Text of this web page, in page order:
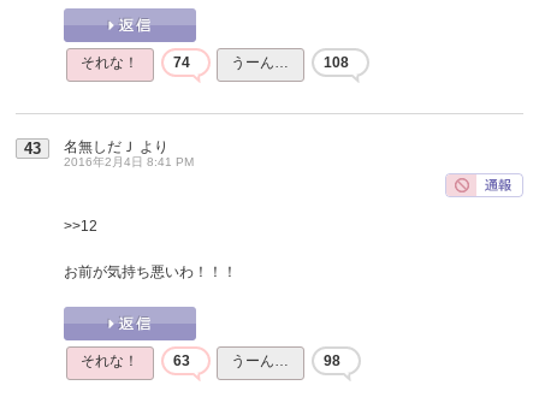
それな！ 74 うーん… 108
43 名無しだＪ より
2016年2月4日 8:41 PM
>>12
お前が気持ち悪いわ！！！
それな！ 63 うーん… 98